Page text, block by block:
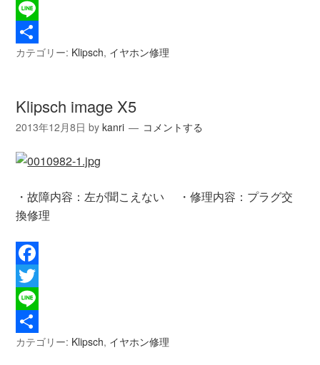
Twitter
Line
共
カテゴリー: Klipsch, イヤホン修理
Klipsch image X5
2013年12月8日 bykanri コメントする
・故障内容：左が聞こえない ・修理内容：プラグ交
換修理
Facebook
Twitter
Line
共
カテゴリー: Klipsch, イヤホン修理